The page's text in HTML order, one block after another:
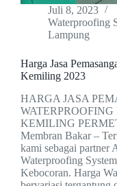
Juli 8, 2023
Waterproofing
Lampung
Harga Jasa
Kemiling 2023
HARGA JASA
KEMILING
Membran Bakar –
kami sebagai partner
Waterproofing
Kebocoran. Harga